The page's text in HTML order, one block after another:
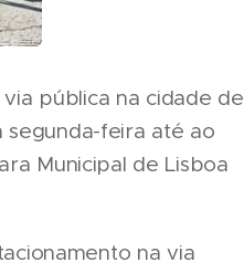
pública na cidade de
segunda-feira até ao
Municipal de Lisboa
na via